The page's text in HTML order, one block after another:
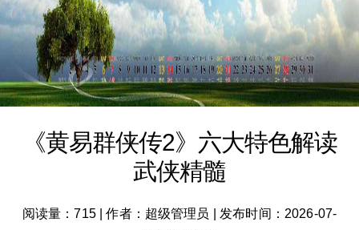
《黄易群侠传2》六大特色解读
武侠精髓
阅读量：715|作者：超级管理员
发布时间：2026-07-